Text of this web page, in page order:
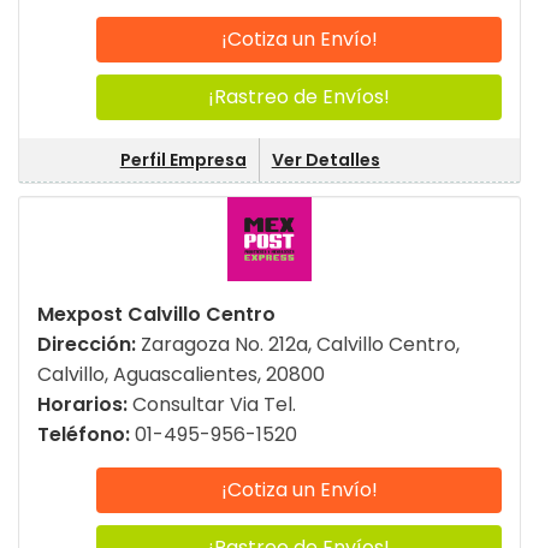
¡Cotiza un Envío!
¡Rastreo de Envíos!
Perfil Empresa Ver Detalles
Mexpost Calvillo Centro
Dirección: Zaragoza No. 212a, Calvillo Centro,
Calvillo, Aguascalientes, 20800
Horarios:Consultar Via Tel.
Teléfono:01-495-956-1520
¡Cotiza un Envío!